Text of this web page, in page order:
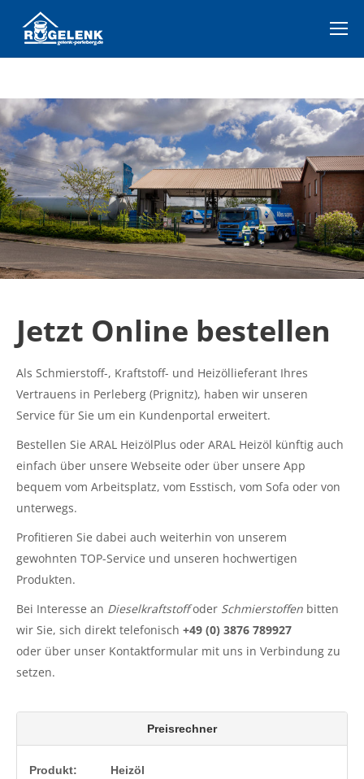
Jetzt Online bestellen
Als Schmierstoff-, Kraftstoff- und Heizöllieferant Ihres
Vertrauens in Perleberg (Prignitz), haben wir unseren
Service für Sie um ein Kundenportal erweitert.
Bestellen Sie ARAL HeizölPlus oder ARAL Heizöl künftig auch
einfach über unsere Webseite oder über unsere App
bequem vom Arbeitsplatz, vom Esstisch, vom Sofa oder von
unterwegs.
Profitieren Sie dabei auch weiterhin von unserem
gewohnten TOP-Service und unseren hochwertigen
Produkten.
Bei Interesse an Dieselkraftstoffoder Schmierstoffen bitten
wir Sie, sich direkt telefonisch +49 (0) 3876 789927
oder über unser Kontaktformular mit uns in Verbindung zu
setzen.
Preisrechner
Produkt: Heizöl